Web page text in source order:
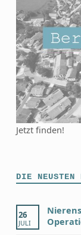
Jetzt finden!
DIE NEUSTEN
26
JULI